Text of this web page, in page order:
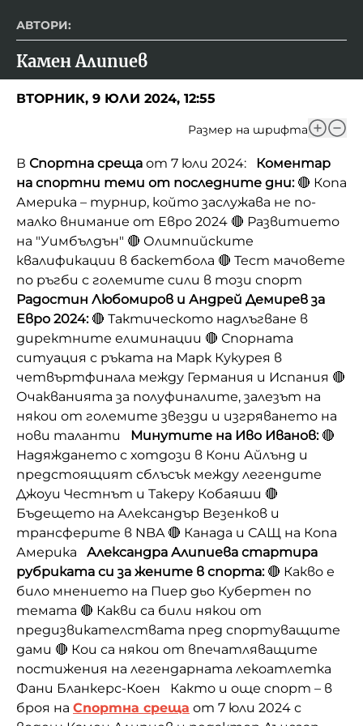
АВТОРИ:
Камен Алипиев
ВТОРНИК, 9 ЮЛИ 2024, 12:55
Размер на шрифта
В Спортна среща от 7 юли 2024: Коментар
на спортни теми от последните дни:🔴 Копа
Америка – турнир, който заслужава не по-
малко внимание от Евро 2024 🔴 Развитието
на "Уимбълдън" 🔴 Олимпийските
квалификации в баскетбола 🔴 Тест мачовете
по ръгби с големите сили в този спорт
Радостин Любомиров и Андрей Демирев за
Евро 2024:🔴 Тактическото надлъгване в
директните елиминации 🔴 Спорната
ситуация с ръката на Марк Кукурея в
четвъртфинала между Германия и Испания 🔴
Очакванията за полуфиналите, залезът на
някои от големите звезди и изгряването на
нови таланти Минутите на Иво Иванов:🔴
Надяждането с хотдози в Кони Айлънд и
предстоящият сблъсък между легендите
Джоуи Честнът и Такеру Кобаяши 🔴
Бъдещето на Александър Везенков и
трансферите в NBA 🔴 Канада и САЩ на Копа
Америка Александра Алипиева стартира
рубриката си за жените в спорта:🔴 Какво е
било мнението на Пиер дьо Кубертен по
темата 🔴 Какви са били някои от
предизвикателствата пред спортуващите
дами 🔴 Кои са някои от впечатляващите
постижения на легендарната лекоатлетка
Фани Бланкерс-Коен Както и още спорт – в
броя на Спортна среща от 7 юли 2024 с